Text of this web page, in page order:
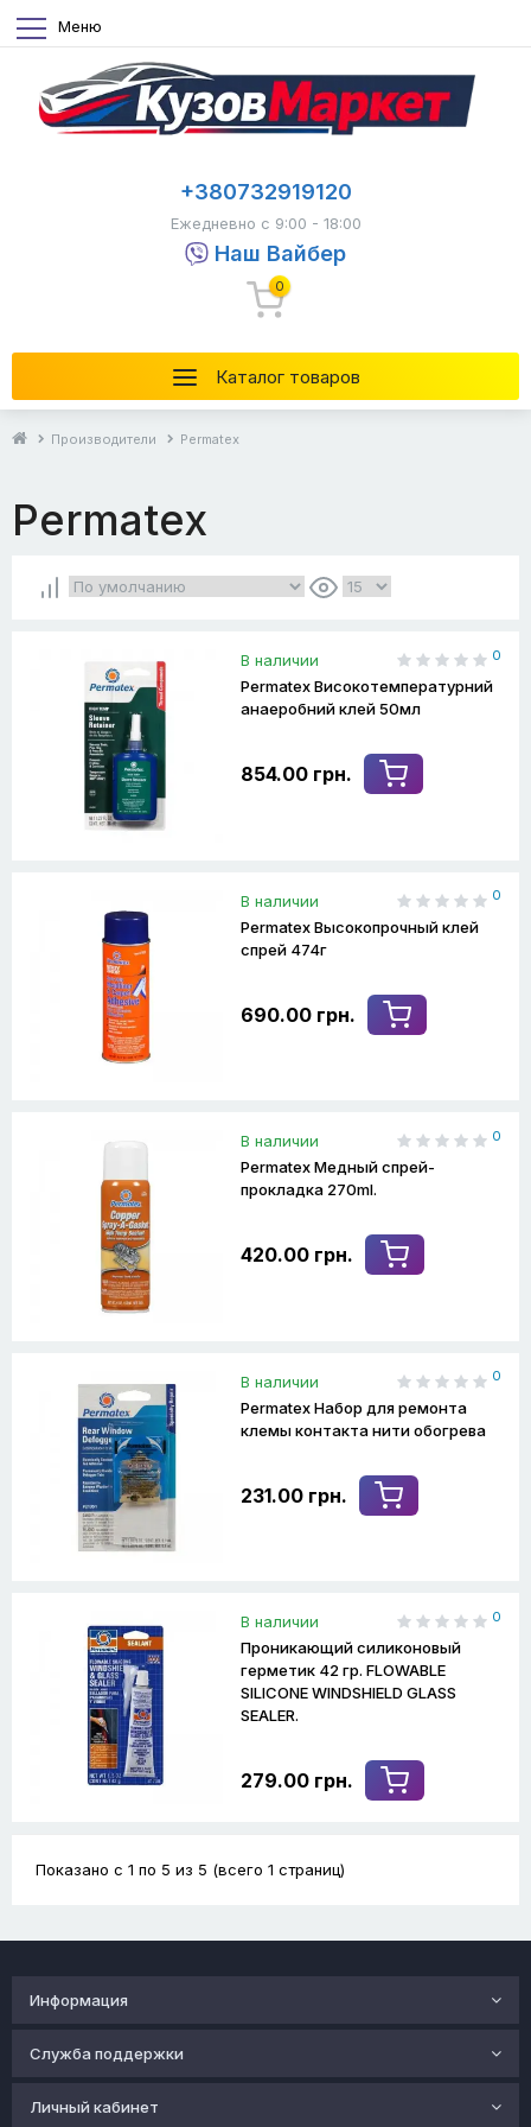
Меню
Каталог товаров
+380732919120
Ежедневно с 9:00 - 18:00
Наш Вайбер
0
Производители Permatex
Permatex
В наличии 0
Permatex Високотемпературний
анаеробний клей 50мл
854.00 грн.
В наличии 0
Permatex Высокопрочный клей
спрей 474г
690.00 грн.
В наличии 0
Permatex Медный спрей-
прокладка 270ml.
420.00 грн.
В наличии 0
Permatex Набор для ремонта
клемы контакта нити обогрева
231.00 грн.
В наличии 0
Проникающий силиконовый
герметик 42 гр. FLOWABLE
SILICONE WINDSHIELD GLASS
SEALER.
279.00 грн.
Показано с 1 по 5 из 5 (всего 1 страниц)
Информация
Служба поддержки
Личный кабинет